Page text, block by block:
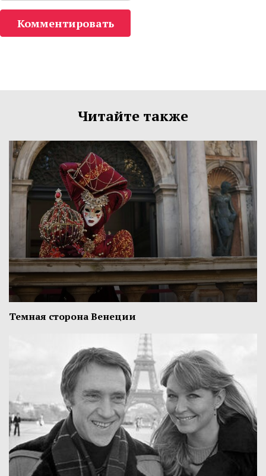
Комментировать
Читайте также
Темная сторона Венеции